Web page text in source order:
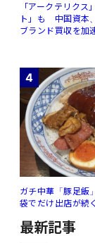
「アークテリクス
ト」も 中国資本
ブランド買収を加
4
ガチ中華「豚足飯
袋でだけ出店が続
最新記事